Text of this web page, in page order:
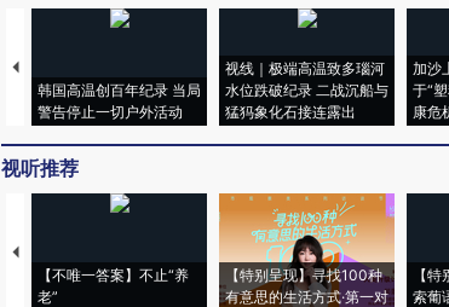
韩国高温创百年纪录 当局
警告停止一切户外活动
视线｜极端高温致多瑙河
水位跌破纪录 二战沉船与
猛犸象化石接连露出
加沙
于“
康危
视听推荐
【不唯一答案】不止“养
老”
【特别呈现】寻找100种
有意思的生活方式·第一对
【
索葡